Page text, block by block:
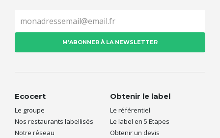
Ecocert
Le groupe
Nos restaurants labellisés
Notre réseau
Obtenir le label
Le référentiel
Le label en 5 Etapes
Obtenir un devis